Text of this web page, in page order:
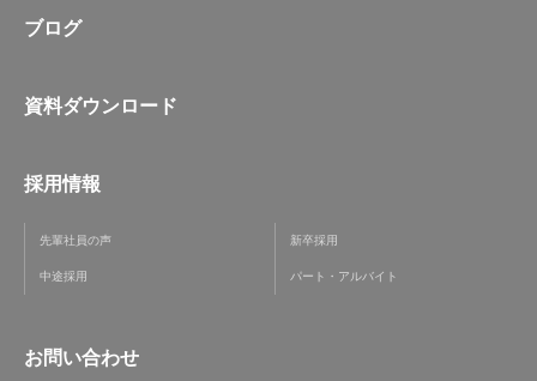
ブログ
資料ダウンロード
採用情報
先輩社員の声 新卒採用
中途採用 パート・アルバイト
お問い合わせ